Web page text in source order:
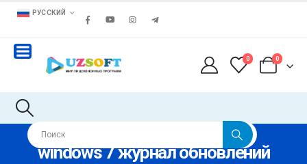
РУССКИЙ
0 0
windows 7 журнал обновлений